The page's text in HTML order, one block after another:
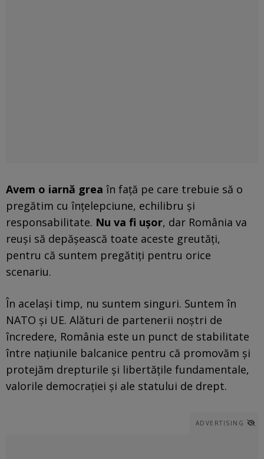
Avem o iarnă grea în faţă pe care trebuie să o
pregătim cu înţelepciune, echilibru şi
responsabilitate. Nu va fi uşor, dar România va
reuşi să depăşească toate aceste greutăţi,
pentru că suntem pregătiţi pentru orice
scenariu.
În acelaşi timp, nu suntem singuri. Suntem în
NATO şi UE. Alături de partenerii noştri de
încredere, România este un punct de stabilitate
între naţiunile balcanice pentru că promovăm şi
protejăm drepturile şi libertăţile fundamentale,
valorile democraţiei şi ale statului de drept.
ADVERTISING